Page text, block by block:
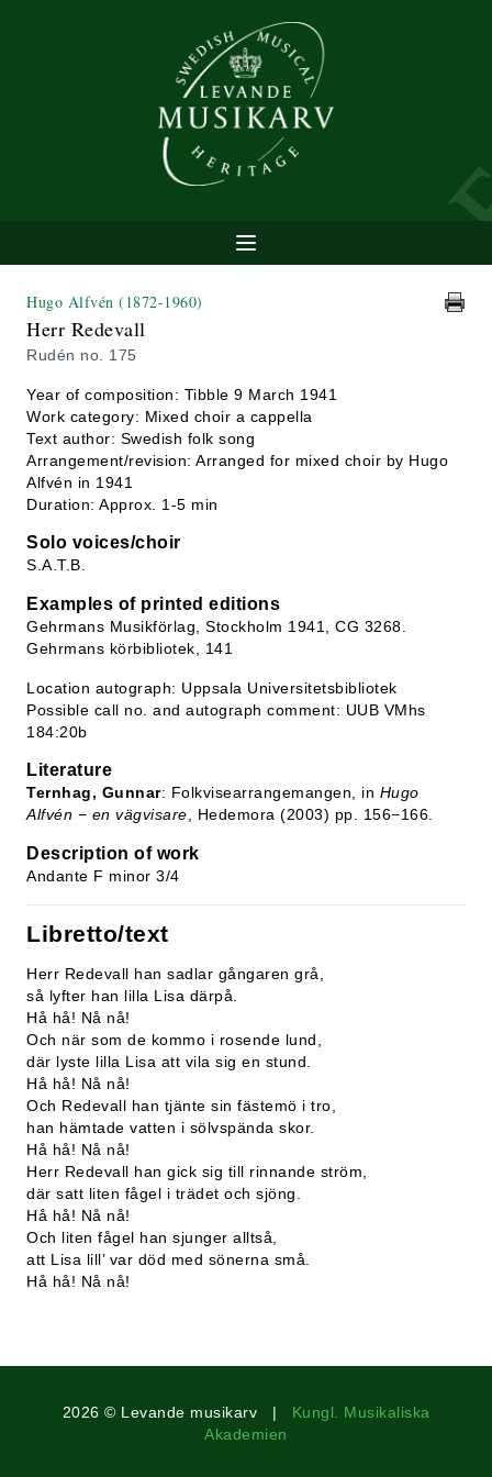
Hugo Alfvén (1872-1960)
Herr Redevall
Rudén no. 175
Year of composition: Tibble 9 March 1941
Work category: Mixed choir a cappella
Text author: Swedish folk song
Arrangement/revision: Arranged for mixed choir by Hugo
Alfvén in 1941
Duration: Approx. 1-5 min
Solo voices/choir
S.A.T.B.
Examples of printed editions
Gehrmans Musikförlag, Stockholm 1941, CG 3268.
Gehrmans körbibliotek, 141
Location autograph: Uppsala Universitetsbibliotek
Possible call no. and autograph comment: UUB VMhs
184:20b
Literature
Ternhag, Gunnar: Folkvisearrangemangen, in Hugo
Alfvén − en vägvisare , Hedemora (2003) pp. 156−166.
Description of work
Andante F minor 3/4
Libretto/text
Herr Redevall han sadlar gångaren grå,
så lyfter han lilla Lisa därpå.
Hå hå! Nå nå!
Och när som de kommo i rosende lund,
där lyste lilla Lisa att vila sig en stund.
Hå hå! Nå nå!
Och Redevall han tjänte sin fästemö i tro,
han hämtade vatten i sölvspända skor.
Hå hå! Nå nå!
Herr Redevall han gick sig till rinnande ström,
där satt liten fågel i trädet och sjöng.
Hå hå! Nå nå!
Och liten fågel han sjunger alltså,
att Lisa lill’ var död med sönerna små.
Hå hå! Nå nå!
2026 © Levande musikarv | Kungl. Musikaliska
Akademien